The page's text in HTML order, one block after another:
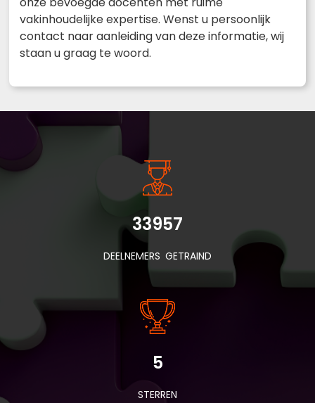
vakinhoudelijke expertise. Wenst u persoonlijk
contact naar aanleiding van deze informatie, wij
staan u graag te woord.
33957
DEELNEMERS GETRAIND
5
STERREN